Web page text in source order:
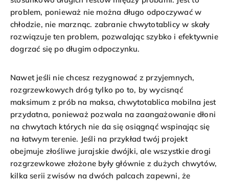
problem, ponieważ nie można długo odpoczywać w
chłodzie, nie marznąc. zabranie chwytotablicy w skały
rozwiązuje ten problem, pozwalając szybko i efektywnie
dogrzać się po długim odpoczynku.
Nawet jeśli nie chcesz rezygnować z przyjemnych,
rozgrzewkowych dróg tylko po to, by wycisnąć
maksimum z prób na maksa, chwytotablica mobilna jest
przydatna, ponieważ pozwala na zaangażowanie dłoni
na chwytach których nie da się osiągnąć wspinając się
na łatwym terenie. Jeśli na przykład twój projekt
obejmuje złośliwe jurajskie dwójki, ale wszystkie drogi
rozgrzewkowe złożone były głównie z dużych chwytów,
kilka serii zwisów na dwóch palcach zapewni, że